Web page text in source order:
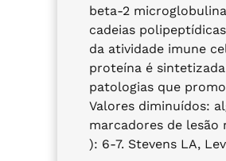
beta-2
cadeias
da atividade imune
proteína é
patologias que
Valores diminuídos:
marcadores de lesão
): 6-7. Stevens LA,